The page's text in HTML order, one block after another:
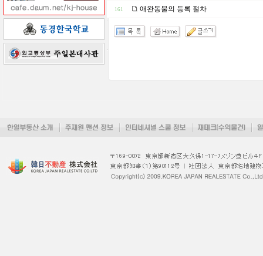
161 애완동물의 등록 절차